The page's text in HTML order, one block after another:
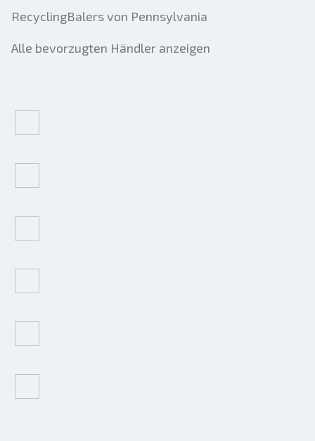
RecyclingBalers von Pennsylvania
Alle bevorzugten Händler anzeigen